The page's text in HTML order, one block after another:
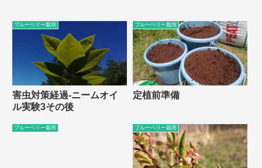
ブルーベリー栽培
害虫対策経過-ニームオイ
ル実験3その後
ブルーベリー栽培
定植前準備
ブルーベリー栽培 ブルーベリー栽培